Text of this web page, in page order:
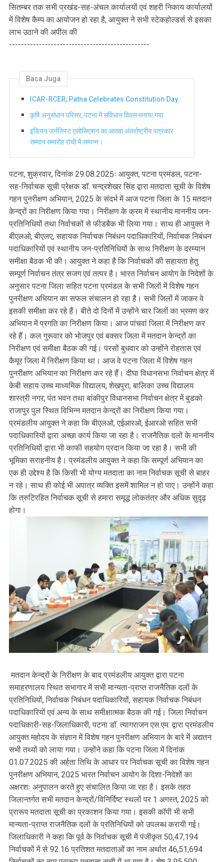
सितम्बर तक सभी प्रखंड-सह-अंचल कार्यालयों एवं शहरी निकाय कार्यालयों
में विशेष कैम्प का आयोजन हो रहा है, आयुक्त ने सभी स्टेकहोल्डर्स से इसका
लाभ उठाने की अपील की
-----------------------------------------------
Baca Juga
ICAR-RCER, Patna Celebrates Constitution Day
कृषि अनुसंधान परिसर, पटना में संविधान दिवस मनाया गया
इंडियन जर्नलिस्ट एसोसिएशन का आठवां अंतर्राष्ट्रीय पत्रकार
सम्मान समारोह रांची में सम्पन्न।
पटना, शुक्रवार, दिनांक 29.08.2025ः आयुक्त, पटना प्रमंडल, पटना-
सह-निर्वाचक सूची प्रेक्षक डॉ. चन्द्रशेखर सिंह द्वारा मतदाता सूची के विशेष
गहन पुनरीक्षण अभियान, 2025 के संदर्भ में आज पटना जिला के 15 मतदान
केन्द्रों का निरीक्षण किया गया। निरीक्षण के क्रम में स्थानीय माननीय जन-
प्रतिनिधियों तथा निर्वाचकों से फीडबैक भी लिया गया। साथ ही आयुक्त ने
बीएलओ, बीएलए, सहायक निर्वाचक निबंधन पदाधिकारियों, निर्वाचक निबंधन
पदाधिकारियों एवं स्थानीय जन-प्रतिनिधियों के साथ निरीक्षण के दरम्यान
समीक्षा बैठक भी की। आयुक्त ने कहा है कि निर्वाचकों की सहायता हेतु
सम्पूर्ण निर्वाचन तंत्र सजग एवं तत्पर है। भारत निर्वाचन आयोग के निदेशों के
अनुसार पटना जिला सहित पटना प्रमंडल के सभी जिलों में विशेष गहन
पुनरीक्षण अभियान का सफल संचालन हो रहा है। सभी जिलों में जाकर वे
इसकी समीक्षा कर रहे हैं। बीते दो दिनों में उन्होंने चार जिलों का भ्रमण कर
अभियान में प्रगति का निरीक्षण किया। आज पांचवां जिला में निरीक्षण कर
रहे हैं। कल गुरूवार को भोजपुर एवं बक्सर जिला में मतदान केन्द्रों का
निरीक्षण एवं समीक्षा बैठक की गई। परसों बुधवार को उन्होंने रोहतास एवं
कैमूर जिला में निरीक्षण किया था। आज वे पटना जिला में विशेष गहन
पुनरीक्षण अभियान का निरीक्षण कर रहे हैं। दीघा विधानसभा निर्वाचन क्षेत्र में
केबी सहाय उच्च माध्यमिक विद्यालय, शेखपुरा; बालिका उच्च विद्यालय
शास्त्री नगर; पंत भवन तथा बांकीपुर विधानसभा निर्वाचन क्षेत्र में बुडको
राजापुर पुल स्थित विभिन्न मतदान केन्द्रों का निरीक्षण किया गया।
प्रमंडलीय आयुक्त ने कहा कि बीएलओ, एईआरओ, ईआरओ सहित सभी
पदाधिकारियों द्वारा अच्छा कार्य किया जा रहा है। राजनैतिक दलों के माननीय
प्रतिनिधियों द्वारा भी काफी सहयोग प्रदान किया जा रहा है। सभी की
भूमिका सराहनीय है। प्रमंडलीय आयुक्त ने कहा कि सम्पूर्ण अभियान का
एक ही उद्देश्य है कि किसी भी योग्य मतदाता का नाम निर्वाचक सूची से बाहर
न रहे। साथ ही कोई भी अपात्र व्यक्ति इसमें शामिल न हो पाए। उन्होंने कहा
कि त्रुटिरहित निर्वाचक सूची से हमारा समृद्ध लोकतंत्र और अधिक सुदृढ़
होगा।
मतदान केन्द्रों के निरीक्षण के बाद प्रमंडलीय आयुक्त द्वारा पटना
समाहरणालय स्थित सभागार में सभी मान्यता-प्राप्त राजनैतिक दलों के
प्रतिनिधियों, निर्वाचक निबंधन पदाधिकारियों, सहायक निर्वाचक निबंधन
पदाधिकारियों एवं अन्य के साथ समीक्षात्मक बैठक की गई। जिला निर्वाचन
पदाधिकारी-सह-जिलाधिकारी, पटना डॉ. त्यागराजन एस.एम. द्वारा प्रमंडलीय
आयुक्त महोदय के संज्ञान में विशेष गहन पुनरीक्षण अभियान के बारे में अद्यतन
सभी तथ्यों को लाया गया। उन्होंने कहा कि पटना जिला में दिनांक
01.07.2025 की अर्हता तिथि के आधार पर निर्वाचक सूची का विशेष गहन
पुनरीक्षण अभियान, 2025 भारत निर्वाचन आयोग के दिशा-निदेशों का
अक्षरशः अनुपालन करते हुए संचालित किया जा रहा है। इसके तहत
जिलान्तर्गत सभी मतदान केन्द्रों/विनिर्दिष्ट स्थलों पर 1 अगस्त, 2025 को
प्रारूप मतदाता सूची का प्रकाशन किया गया। इसकी कॉपी भी सभी
मान्यता-प्राप्त राजनैतिक दलों के प्रतिनिधियों को उपलब्ध करायी गई।
जिलाधिकारी ने कहा कि पूर्व के निर्वाचक सूची में पंजीकृत 50,47,194
निर्वाचकों में से 92.16 प्रतिशत मतदाताओं का नाम अर्थात 46,51,694